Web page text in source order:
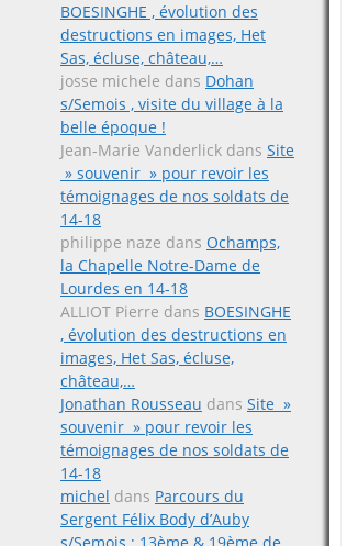
BOESINGHE , évolution des
destructions en images, Het
Sas, écluse, château,…
josse michele dans Dohan
s/Semois , visite du village à la
belle époque !
Jean-Marie Vanderlick dans Site
» souvenir » pour revoir les
témoignages de nos soldats de
14-18
philippe naze dans Ochamps,
la Chapelle Notre-Dame de
Lourdes en 14-18
ALLIOT Pierre dans BOESINGHE
, évolution des destructions en
images, Het Sas, écluse,
château,…
Jonathan Rousseau dans Site »
souvenir » pour revoir les
témoignages de nos soldats de
14-18
michel dans Parcours du
Sergent Félix Body d’Auby